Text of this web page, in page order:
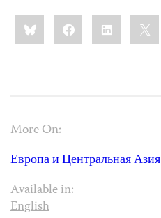
Share
this:BlueskyFacebookLinkedIn
More On:
Европа и Центральная Азия
Available in:
English